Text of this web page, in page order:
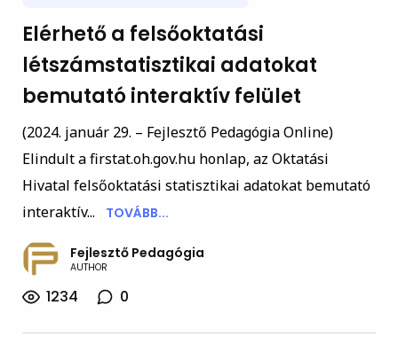
Elérhető a felsőoktatási
létszámstatisztikai adatokat
bemutató interaktív felület
(2024. január 29. – Fejlesztő Pedagógia Online)
Elindult a firstat.oh.gov.hu honlap, az Oktatási
Hivatal felsőoktatási statisztikai adatokat bemutató
interaktív...
TOVÁBB...
Fejlesztő Pedagógia
AUTHOR
1234 0